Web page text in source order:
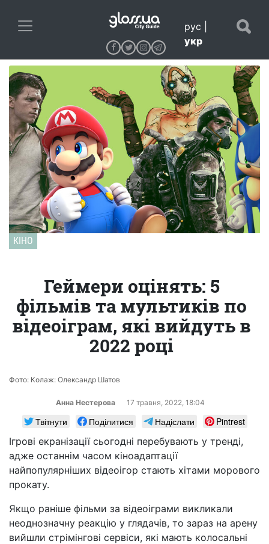
рус
укр
КІНО
Геймери оцінять: 5
фільмів та мультиків по
відеоіграм, які вийдуть в
2022 році
Фото: Колаж: Олександр Шатов
Анна Нестерова 17 травня, 2022, 18:04
Твітнути Поділитися Надіслати
Pintrest
Ігрові екранізації сьогодні перебувають у тренді,
адже останнім часом кіноадаптації
найпопулярніших відеоігор стають хітами морового
прокату.
Якщо раніше фільми за відеоіграми викликали
неоднозначну реакцію у глядачів, то зараз на арену
вийшли стрімінгові сервіси, які мають колосальні